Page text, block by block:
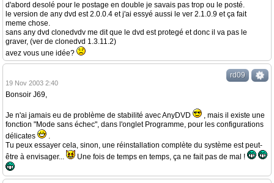
d'abord desolé pour le postage en double je savais pas trop ou le posté.
le version de any dvd est 2.0.0.4 et j'ai essyé aussi le ver 2.1.0.9 et ça fait
meme chose.
sans any dvd clonedvdv me dit que le dvd est protegé et donc il va pas le
graver, (ver de clonedvd 1.3.11.2)
avez vous une idée?
rd09
19 Nov 2003 2:40
Bonsoir J69,
Je n'ai jamais eu de problème de stabilité avec AnyDVD
, mais il existe une
fonction "Mode sans échec", dans l'onglet Programme, pour les configurations
délicates
.
Tu peux essayer cela, sinon, une réinstallation complète du système est peut-
être à envisager...
Une fois de temps en temps, ça ne fait pas de mal !